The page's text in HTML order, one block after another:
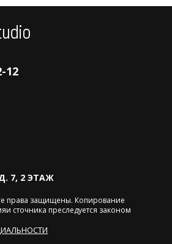
12
7, 2 ЭТАЖ
права защищены. Копирование
сточника преследуется законом